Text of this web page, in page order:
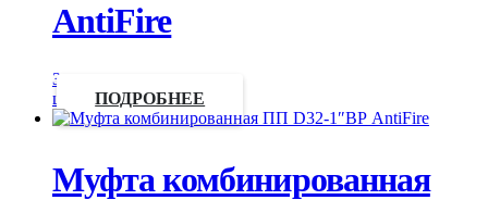
AntiFire
Запросить
цену
ПОДРОБНЕЕ
Муфта комбинированная